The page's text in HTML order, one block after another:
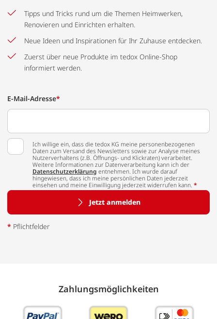
Tipps und Tricks rund um die Themen Heimwerken,
Renovieren und Einrichten erhalten.
Neue Ideen und Inspirationen für Ihr Zuhause entdecken.
Zuerst über neue Produkte im tedox Online-Shop
informiert werden.
E-Mail-Adresse*
Ich willige ein, dass die tedox KG meine personenbezogenen
Daten zum Versand des Newsletters sowie zur Analyse meines
Nutzerverhaltens (z.B. Öffnungs- und Klickraten) verarbeitet.
Weitere Informationen zur Datenverarbeitung kann ich der
Datenschutzerklärung entnehmen. Ich wurde darauf
hingewiesen, dass ich meine persönlichen Daten jederzeit
einsehen und meine Einwilligung jederzeit widerrufen kann. *
Jetzt anmelden
* Pflichtfelder
Zahlungs­möglich­keiten